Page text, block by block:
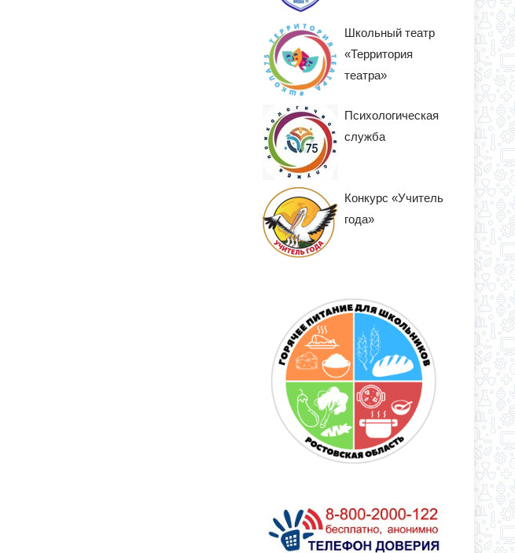
Школьный театр
«Территория
театра»
Психологическая
служба
Конкурс «Учитель
года»